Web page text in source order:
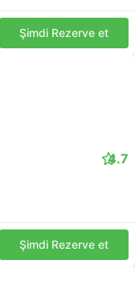
Şimdi Rezerve et
4.7
Şimdi Rezerve et